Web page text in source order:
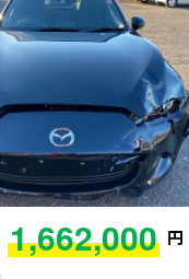
1,662,000 円